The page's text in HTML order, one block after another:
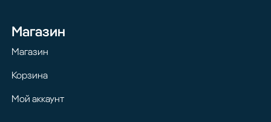
Магазин
Магазин
Корзина
Мой аккаунт